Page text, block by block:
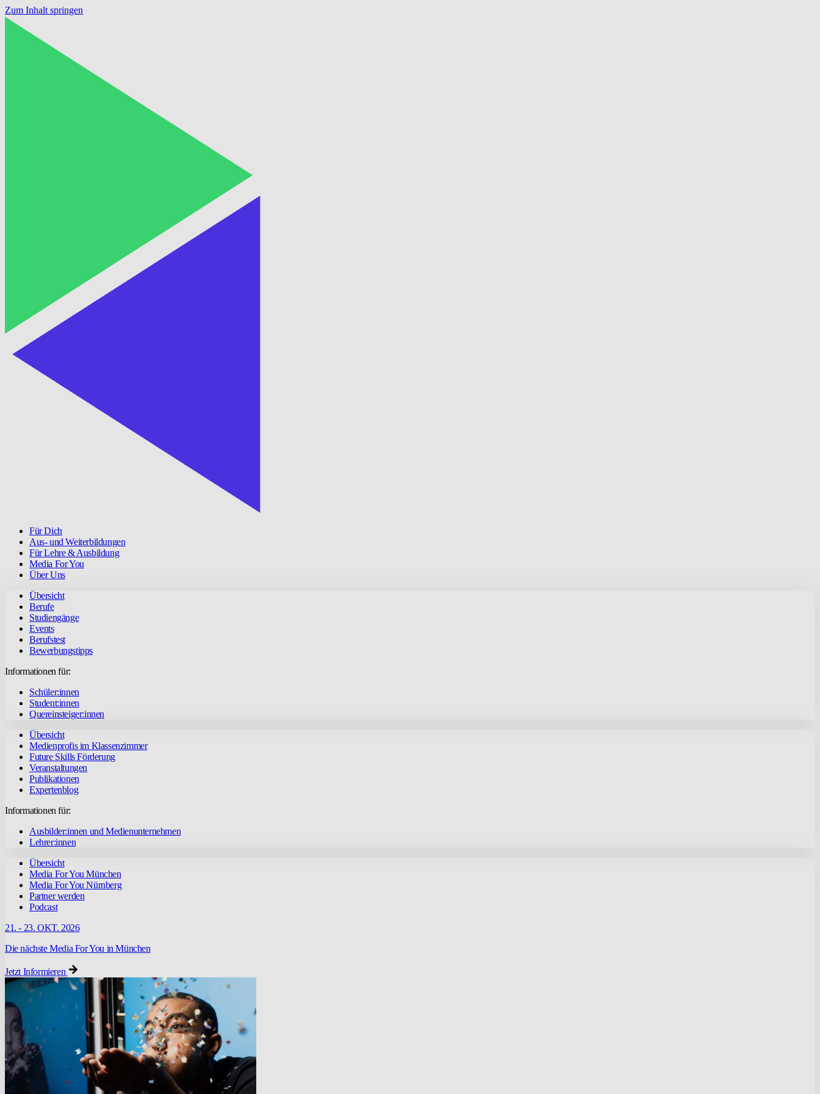
Zum Inhalt springen
Für Dich
Aus- und Weiterbildungen
Für Lehre & Ausbildung
Media For You
Über Uns
Übersicht
Berufe
Studiengänge
Events
Berufstest
Bewerbungstipps
Informationen für:
Schüler:innen
Student:innen
Quereinsteiger:innen
Übersicht
Medienprofis im Klassenzimmer
Future Skills Förderung
Veranstaltungen
Publikationen
Expertenblog
Informationen für:
Ausbilder:innen und Medienunternehmen
Lehrer:innen
Übersicht
Media For You München
Media For You Nürnberg
Partner werden
Podcast
21. - 23. OKT. 2026
Die nächste Media For You in München
Jetzt Informieren